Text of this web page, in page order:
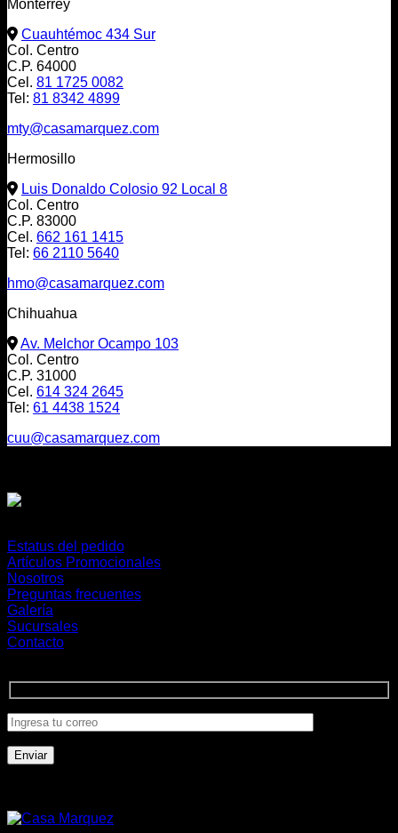
en
la
página
de
producto
Monterrey
Cuauhtémoc 434 Sur
Col. Centro
C.P. 64000
Cel. 81 1725 0082
Tel: 81 8342 4899
mty@casamarquez.com
Hermosillo
Luis Donaldo Colosio 92 Local 8
Col. Centro
C.P. 83000
Cel. 662 161 1415
Tel: 66 2110 5640
hmo@casamarquez.com
Chihuahua
Av. Melchor Ocampo 103
Col. Centro
C.P. 31000
Cel. 614 324 2645
Tel: 61 4438 1524
cuu@casamarquez.com
Estatus del pedido
Artículos Promocionales
Nosotros
Preguntas frecuentes
Galería
Sucursales
Contacto